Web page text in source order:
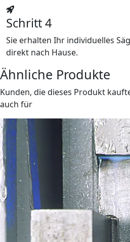
Schritt 4
Sie erhalten Ihr individuelles
direkt nach Hause.
Ähnliche Produkte
Kunden, die dieses Produkt
auch für